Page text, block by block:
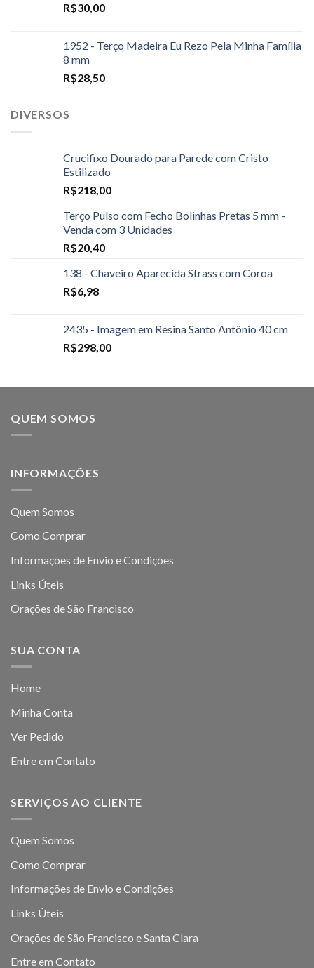
R$30,00
1952 - Terço Madeira Eu Rezo Pela Minha Família
8 mm
R$28,50
DIVERSOS
Crucifixo Dourado para Parede com Cristo
Estilizado
R$218,00
Terço Pulso com Fecho Bolinhas Pretas 5 mm -
Venda com 3 Unidades
R$20,40
138 - Chaveiro Aparecida Strass com Coroa
R$6,98
2435 - Imagem em Resina Santo Antônio 40 cm
R$298,00
QUEM SOMOS
INFORMAÇÕES
Quem Somos
Como Comprar
Informações de Envio e Condições
Links Úteis
Orações de São Francisco
SUA CONTA
Home
Minha Conta
Ver Pedido
Entre em Contato
SERVIÇOS AO CLIENTE
Quem Somos
Como Comprar
Informações de Envio e Condições
Links Úteis
Orações de São Francisco e Santa Clara
Entre em Contato